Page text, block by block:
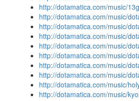
http://dotamatica.com/music/
http://dotamatica.com/music/
http://dotamatica.com/music/
http://dotamatica.com/music/
http://dotamatica.com/music/
http://dotamatica.com/music/
http://dotamatica.com/music/
http://dotamatica.com/music/
http://dotamatica.com/music/
http://dotamatica.com/music/